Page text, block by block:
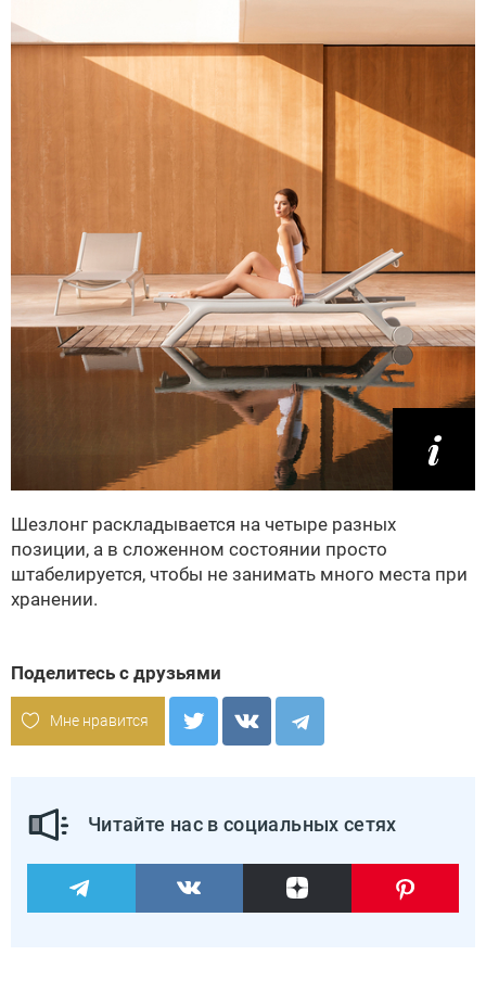
Шезлонг раскладывается на четыре разных
позиции, а в сложенном состоянии просто
штабелируется, чтобы не занимать много места при
хранении.
Поделитесь с друзьями
Мне нравится
Читайте нас в социальных сетях